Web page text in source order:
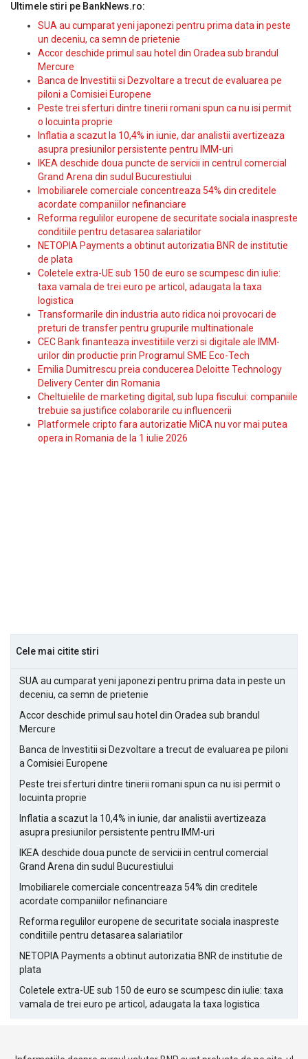
Ultimele stiri pe BankNews.ro:
SUA au cumparat yeni japonezi pentru prima data in peste
un deceniu, ca semn de prietenie
Accor deschide primul sau hotel din Oradea sub brandul
Mercure
Banca de Investitii si Dezvoltare a trecut de evaluarea pe
piloni a Comisiei Europene
Peste trei sferturi dintre tinerii romani spun ca nu isi permit
o locuinta proprie
Inflatia a scazut la 10,4% in iunie, dar analistii avertizeaza
asupra presiunilor persistente pentru IMM-uri
IKEA deschide doua puncte de servicii in centrul comercial
Grand Arena din sudul Bucurestiului
Imobiliarele comerciale concentreaza 54% din creditele
acordate companiilor nefinanciare
Reforma regulilor europene de securitate sociala inaspreste
conditiile pentru detasarea salariatilor
NETOPIA Payments a obtinut autorizatia BNR de institutie
de plata
Coletele extra-UE sub 150 de euro se scumpesc din iulie:
taxa vamala de trei euro pe articol, adaugata la taxa
logistica
Transformarile din industria auto ridica noi provocari de
preturi de transfer pentru grupurile multinationale
CEC Bank finanteaza investitiile verzi si digitale ale IMM-
urilor din productie prin Programul SME Eco-Tech
Emilia Dumitrescu preia conducerea Deloitte Technology
Delivery Center din Romania
Cheltuielile de marketing digital, sub lupa fiscului: companiile
trebuie sa justifice colaborarile cu influencerii
Platformele cripto fara autorizatie MiCA nu vor mai putea
opera in Romania de la 1 iulie 2026
Cele mai citite stiri
SUA au cumparat yeni japonezi pentru prima data in peste un
deceniu, ca semn de prietenie
Accor deschide primul sau hotel din Oradea sub brandul
Mercure
Banca de Investitii si Dezvoltare a trecut de evaluarea pe piloni
a Comisiei Europene
Peste trei sferturi dintre tinerii romani spun ca nu isi permit o
locuinta proprie
Inflatia a scazut la 10,4% in iunie, dar analistii avertizeaza
asupra presiunilor persistente pentru IMM-uri
IKEA deschide doua puncte de servicii in centrul comercial
Grand Arena din sudul Bucurestiului
Imobiliarele comerciale concentreaza 54% din creditele
acordate companiilor nefinanciare
Reforma regulilor europene de securitate sociala inaspreste
conditiile pentru detasarea salariatilor
NETOPIA Payments a obtinut autorizatia BNR de institutie de
plata
Coletele extra-UE sub 150 de euro se scumpesc din iulie: taxa
vamala de trei euro pe articol, adaugata la taxa logistica